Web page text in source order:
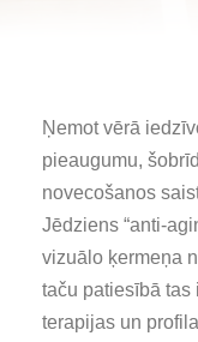
Ņemot vērā
pieaugumu,
novecošanos
Jēdziens “anti-
vizuālo ķermeņa
taču patiesībā tas
terapijas un